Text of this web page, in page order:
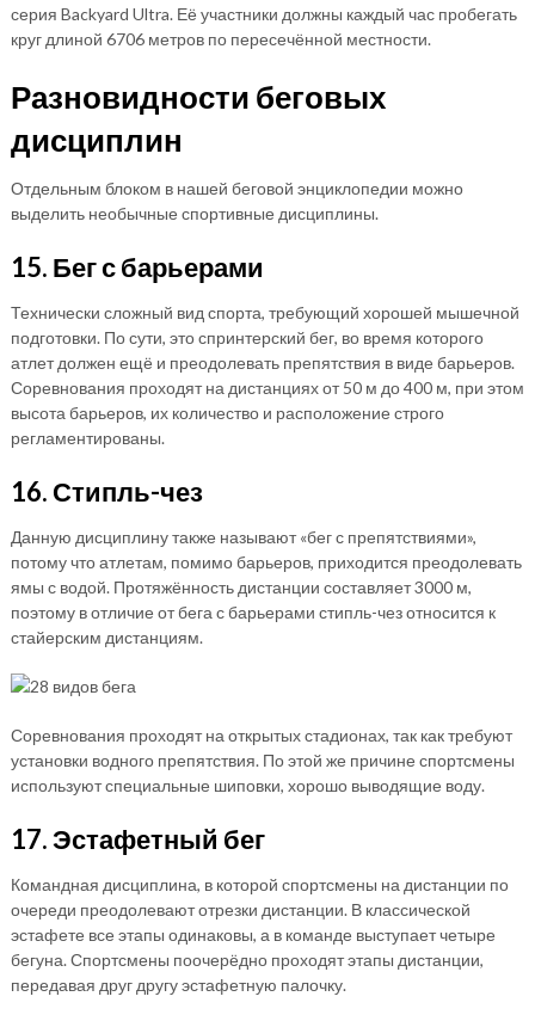
серия Backyard Ultra. Её участники должны каждый час пробегать
круг длиной 6706 метров по пересечённой местности.
Разновидности беговых
дисциплин
Отдельным блоком в нашей беговой энциклопедии можно
выделить необычные спортивные дисциплины.
15. Бег с барьерами
Технически сложный вид спорта, требующий хорошей мышечной
подготовки. По сути, это спринтерский бег, во время которого
атлет должен ещё и преодолевать препятствия в виде барьеров.
Соревнования проходят на дистанциях от 50 м до 400 м, при этом
высота барьеров, их количество и расположение строго
регламентированы.
16. Стипль-чез
Данную дисциплину также называют «бег с препятствиями»,
потому что атлетам, помимо барьеров, приходится преодолевать
ямы с водой. Протяжённость дистанции составляет 3000 м,
поэтому в отличие от бега с барьерами стипль-чез относится к
стайерским дистанциям.
Соревнования проходят на открытых стадионах, так как требуют
установки водного препятствия. По этой же причине спортсмены
используют специальные шиповки, хорошо выводящие воду.
17. Эстафетный бег
Командная дисциплина, в которой спортсмены на дистанции по
очереди преодолевают отрезки дистанции. В классической
эстафете все этапы одинаковы, а в команде выступает четыре
бегуна. Спортсмены поочерёдно проходят этапы дистанции,
передавая друг другу эстафетную палочку.